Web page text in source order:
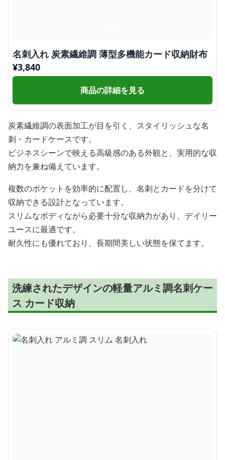
名刺入れ 炭素繊維調 薄型多機能カード収納財布
¥3,840
商品の詳細を見る
炭素繊維調の表面加工が目を引く、スタイリッシュな名
刺・カードケースです。
ビジネスシーンで映える高級感のある外観と、実用的な収
納力を兼ね備えています。
複数のポケットを効率的に配置し、名刺とカードを分けて
収納できる設計となっています。
スリムなボディながら必要十分な収納力があり、デイリー
ユースに最適です。
耐久性にも優れており、長期間美しい状態を保てます。
洗練されたデザインの軽量アルミ調名刺ケー
ス カード収納